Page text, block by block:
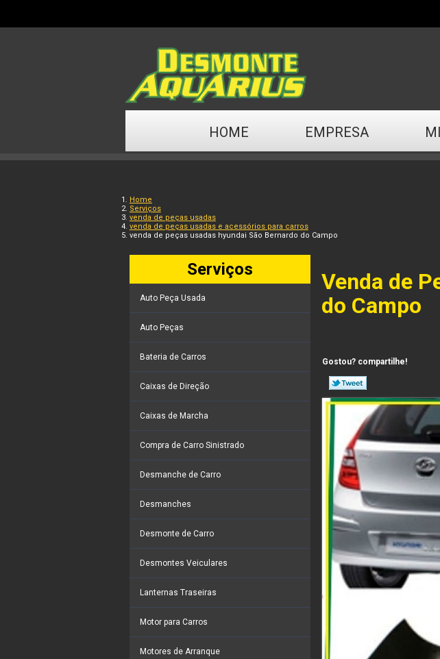
HOME EMPRESA
Home
Serviços
venda de peças usadas
venda de peças usadas e acessórios para carros
venda de peças usadas hyundai São Bernardo do Campo
Serviços
Auto Peça Usada
Auto Peças
Bateria de Carros
Caixas de Direção
Caixas de Marcha
Compra de Carro Sinistrado
Desmanche de Carro
Desmanches
Desmonte de Carro
Desmontes Veiculares
Lanternas Traseiras
Motor para Carros
Motores de Arranque
Venda de
do Campo
Gostou? compartilhe!